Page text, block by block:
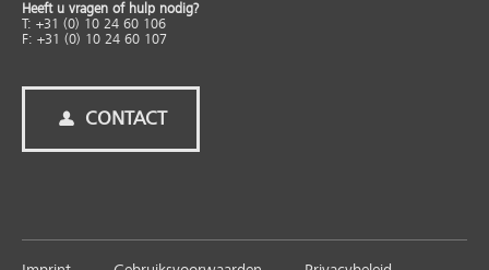
Heeft u vragen of hulp nodig?
T: +31 (0) 10 24 60 106
F: +31 (0) 10 24 60 107
CONTACT